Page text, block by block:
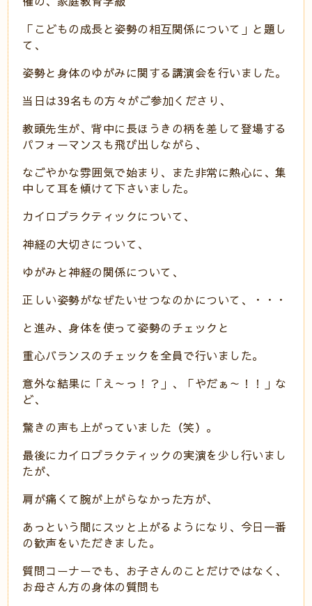
「こどもの成長と姿勢の相互関係について」と題し
て、
姿勢と身体のゆがみに関する講演会を行いました。
当日は39名もの方々がご参加くださり、
教頭先生が、背中に長ほうきの柄を差して登場する
パフォーマンスも飛び出しながら、
なごやかな雰囲気で始まり、また非常に熱心に、集
中して耳を傾けて下さいました。
カイロプラクティックについて、
神経の大切さについて、
ゆがみと神経の関係について、
正しい姿勢がなぜたいせつなのかについて、・・・
と進み、身体を使って姿勢のチェックと
重心バランスのチェックを全員で行いました。
意外な結果に「え～っ！？」、「やだぁ～！！」な
ど、
驚きの声も上がっていました（笑）。
最後にカイロプラクティックの実演を少し行いまし
たが、
肩が痛くて腕が上がらなかった方が、
あっという間にスッと上がるようになり、今日一番
の歓声をいただきました。
質問コーナーでも、お子さんのことだけではなく、
お母さん方の身体の質問も